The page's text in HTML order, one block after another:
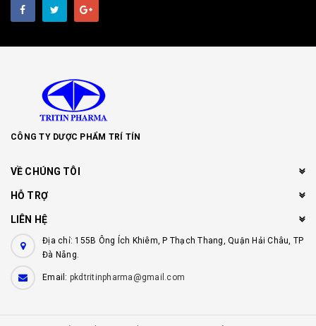
CÔNG TY DƯỢC PHẨM TRÍ TÍN
VỀ CHÚNG TÔI
HỖ TRỢ
LIÊN HỆ
Địa chỉ: 155B Ông Ích Khiêm, P Thạch Thang, Quận Hải Châu, TP
Đà Nẵng.
Email: pkdtritinpharma@gmail.com